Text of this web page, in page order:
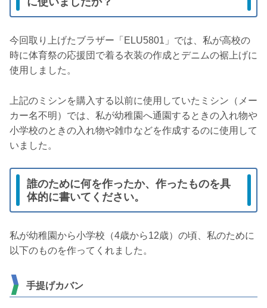
今回取り上げたブラザー「ELU5801」では、私が高校の
時に体育祭の応援団で着る衣装の作成とデニムの裾上げに
使用しました。
上記のミシンを購入する以前に使用していたミシン（メー
カー名不明）では、私が幼稚園へ通園するときの入れ物や
小学校のときの入れ物や雑巾などを作成するのに使用して
いました。
誰のために何を作ったか、作ったものを具
体的に書いてください。
私が幼稚園から小学校（4歳から12歳）の頃、私のために
以下のものを作ってくれました。
手提げカバン